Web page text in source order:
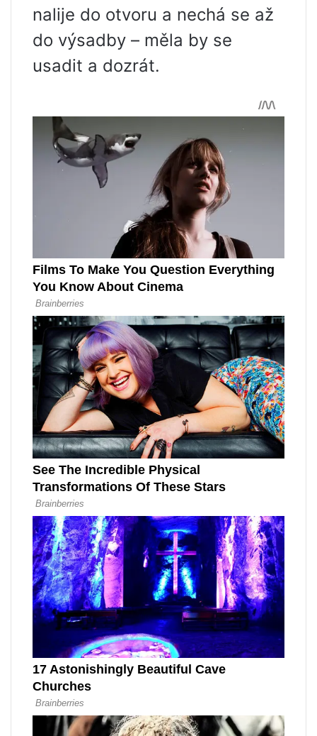
nalije do otvoru a nechá se až
do výsadby – měla by se
usadit a dozrát.